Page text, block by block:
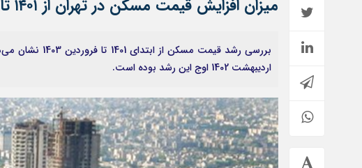
میزان افزایش قیمت مسکن در تهران از ۱۴۰۱ تا کنون
بررسی رشد
اردیبهشت 1402 اوج این رشد بوده است.